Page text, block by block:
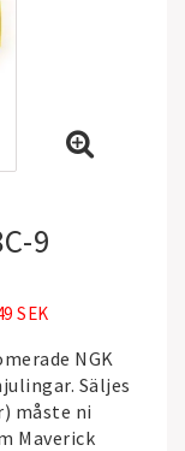
9
SEK
NGK
Säljes
måste ni
Maverick